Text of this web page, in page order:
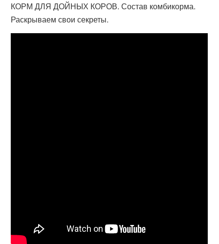
КОРМ ДЛЯ ДОЙНЫХ КОРОВ. Состав комбикорма.
Раскрываем свои секреты.